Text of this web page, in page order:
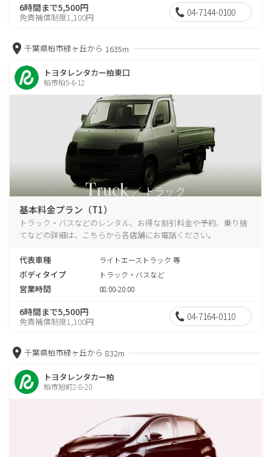
6時間まで5,500円
免責補償制度1,100円 04-7144-0100
千葉県柏市緑ヶ丘から 1635m
トヨタレンタカー柏東口
柏市柏5-6-12
基本料金プラン（T1）
トラック・バスなどのレンタル、お得な割引料金や予約、乗り捨
てなどの詳細は、こちらから各店舗にお電話ください。
代表車種 ライトエーストラック 等
ボディタイプ トラック・バスなど
営業時間 08:00-20:00
6時間まで5,500円
免責補償制度1,100円 04-7164-0110
千葉県柏市緑ヶ丘から 832m
トヨタレンタカー柏
柏市旭町2-8-20